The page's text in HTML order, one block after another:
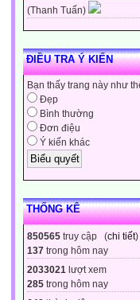
(Thanh Tuấn)
ĐIỀU TRA Ý KIẾN
Bạn thấy trang này như
Đẹp
Bình thường
Đơn điệu
Ý kiến khác
THỐNG KÊ
850565 truy cập (chi tiết)
137 trong hôm nay
2033021 lượt xem
285 trong hôm nay